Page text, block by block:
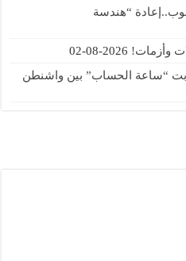
“هندسة
وأزمات! 2026-08-02
“ساعة الحساب” بين واشنطن